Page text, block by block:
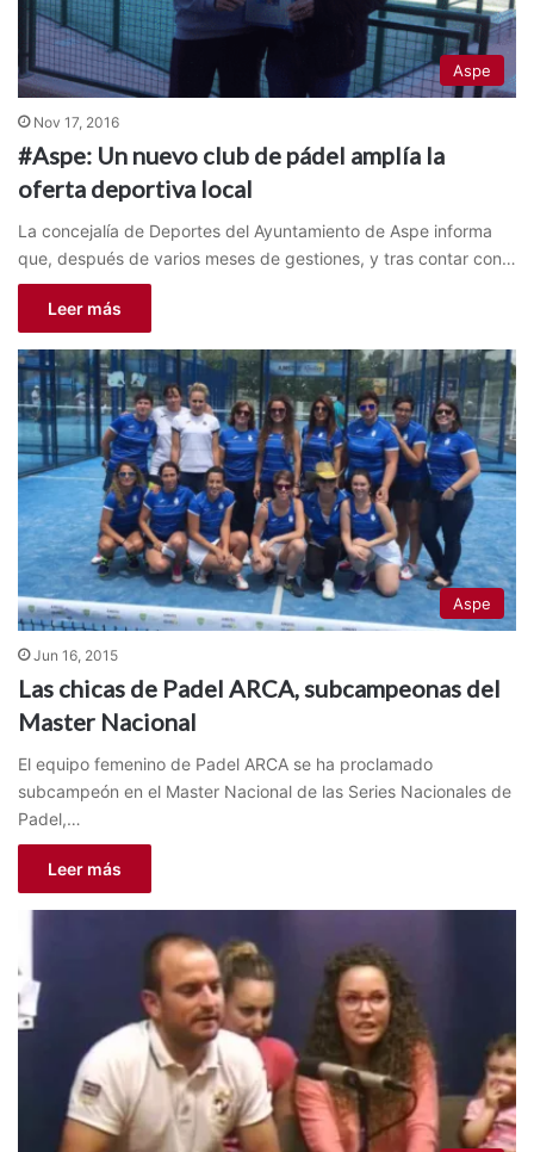
Aspe
Nov 17, 2016
#Aspe: Un nuevo club de pádel amplía la
oferta deportiva local
La concejalía de Deportes del Ayuntamiento de Aspe informa
que, después de varios meses de gestiones, y tras contar con…
Leer más
Aspe
Jun 16, 2015
Las chicas de Padel ARCA, subcampeonas del
Master Nacional
El equipo femenino de Padel ARCA se ha proclamado
subcampeón en el Master Nacional de las Series Nacionales de
Padel,…
Leer más